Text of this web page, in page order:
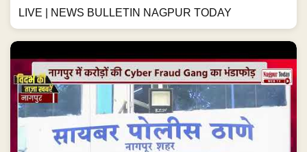
LIVE | NEWS BULLETIN NAGPUR TODAY